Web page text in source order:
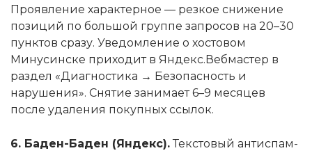
Проявление характерное — резкое снижение
позиций по большой группе запросов на 20–30
пунктов сразу. Уведомление о хостовом
Минусинске приходит в Яндекс.Вебмастер в
раздел «Диагностика → Безопасность и
нарушения». Снятие занимает 6–9 месяцев
после удаления покупных ссылок.
6. Баден-Баден (Яндекс).Текстовый антиспам-